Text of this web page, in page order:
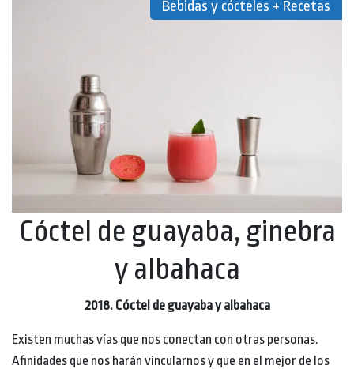
Bebidas y cócteles + Recetas
Cóctel de guayaba, ginebra
y albahaca
2018. Cóctel de guayaba y albahaca
Existen muchas vías que nos conectan con otras personas.
Afinidades que nos harán vincularnos y que en el mejor de los